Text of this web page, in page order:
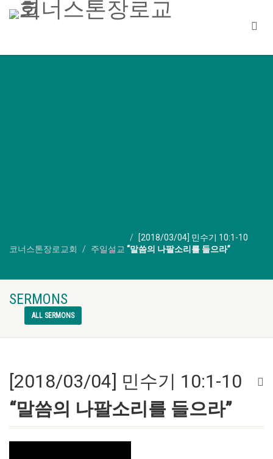
코너스톤장로교회 주일설교
[2018/03/04] 민수기 10:1-10
“말씀의 나팔소리를 들으라”
SERMONS
ALL SERMONS
[2018/03/04] 민수기 10:1-10
“말씀의 나팔소리를 들으라”